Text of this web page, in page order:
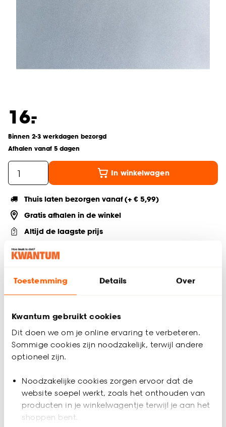
Toestemming Details Over
Kwantum gebruikt cookies
Dit doen we om je online ervaring te verbeteren.
Sommige cookies zijn noodzakelijk, terwijl andere
optioneel zijn.
Noodzakelijke cookies zorgen ervoor dat de
website soepel werkt, zoals het onthouden van
producten in je winkelwagentje terwijl je aan het
shoppen bent.
16.
-
Binnen 2-3 werkdagen bezorgd
Afhalen vanaf 5 dagen
In winkelwagen
Thuis laten bezorgen vanaf (+ € 5,99)
Gratis afhalen in de winkel
Altijd de laagste prijs
Deel jouw product & volg ons op social
Transparante effen zelfklevende raamfolie. Kleur: mat.
Productspecificaties
Artikelnummer
8712187003119
Kleur